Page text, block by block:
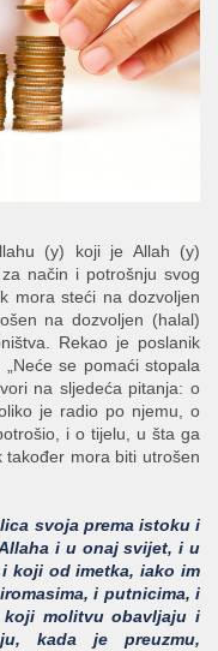
(y) koji je Allah (y)
način i potrošnju svog
mora steći na dozvoljen
na dozvoljen (halal)
Rekao je poslanik
se pomaći stopala
na sljedeća pitanja: o
je radio po njemu, o
i o tijelu, u šta ga
također mora biti utrošen
svoja prema istoku i
i u onaj svijet, i u
koji od imetka, iako im
i putnicima, i
molitvu obavljaju i
kada je preuzmu,